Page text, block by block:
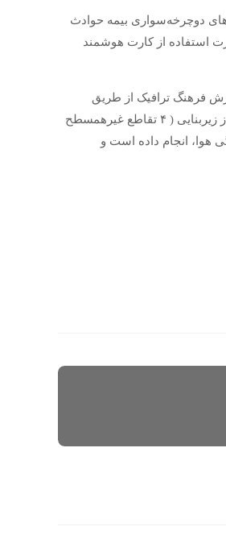
دوچرخه‌سواری بیمه حوادث
استفاده از کارت هوشمند
فرهنگ ترافیک از طریق
تئاترهای خیابانی، انتقال پیام‌های ترافیکی در قالب پرده‌خوانی و تابلوهای پیام‌نمای خبری) و ساخت و ساز زیربنایی ( ۴ تقاطع غیرهمسطح
هوا، انجام داده است و